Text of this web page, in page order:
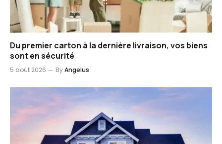
Du premier carton à la dernière livraison, vos biens
sont en sécurité
5 août 2026 ByAngelus